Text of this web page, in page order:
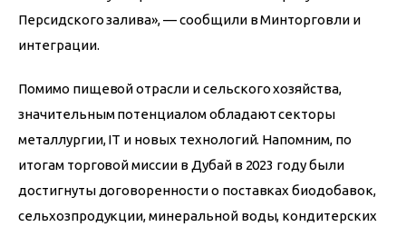
Персидского залива», — сообщили в Минторговли и
интеграции.
Помимо пищевой отрасли и сельского хозяйства,
значительным потенциалом обладают секторы
металлургии, IT и новых технологий. Напомним, по
итогам торговой миссии в Дубай в 2023 году были
достигнуты договоренности о поставках биодобавок,
сельхозпродукции, минеральной воды, кондитерских